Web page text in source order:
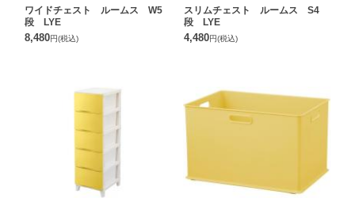
ワイドチェスト ルームス W5
段 LYE
8,480円(税込)
スリムチェスト ルームス S4
段 LYE
4,480円(税込)